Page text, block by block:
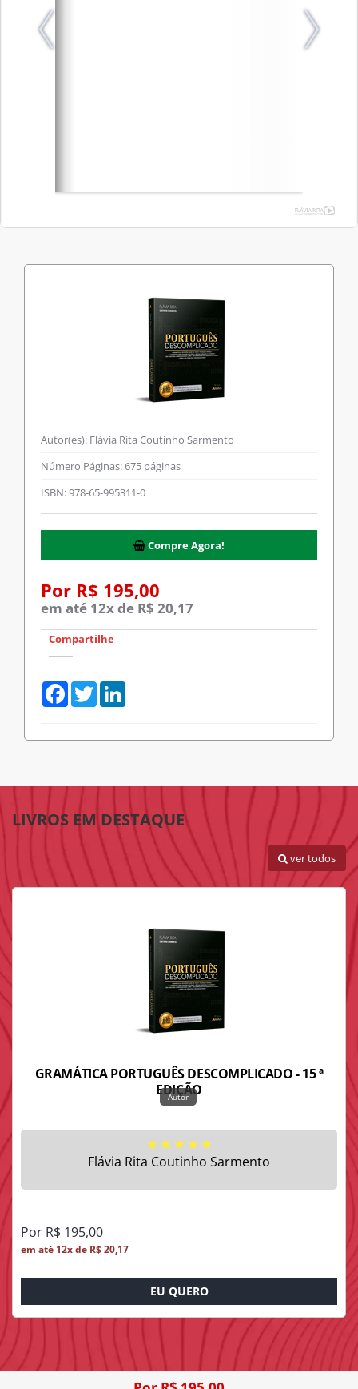
Autor(es): Flávia Rita Coutinho Sarmento
Número Páginas:675 páginas
ISBN:978-65-995311-0
Compre Agora!
Por R$ 195,00
em até 12x de R$ 20,17
Compartilhe
FacebookTwitter
LIVROS EM DESTAQUE
ver todos
GRAMÁTICA PORTUGUÊS DESCOMPLICADO - 15 ª
EDIÇÃO
Flávia Rita Coutinho Sarmento
Por R$ 195,00
em até 12x de R$ 20,17
EU QUERO